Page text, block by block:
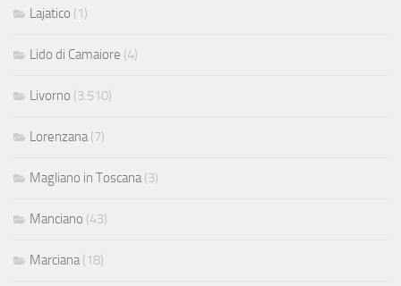
Lajatico (1)
Lido di Camaiore (4)
Livorno (3.510)
Lorenzana (7)
Magliano in Toscana (3)
Manciano (43)
Marciana (18)